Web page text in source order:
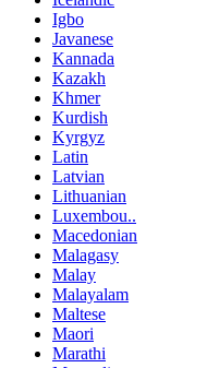
Igbo
Javanese
Kannada
Kazakh
Khmer
Kurdish
Kyrgyz
Latin
Latvian
Lithuanian
Luxembou..
Macedonian
Malagasy
Malay
Malayalam
Maltese
Maori
Marathi